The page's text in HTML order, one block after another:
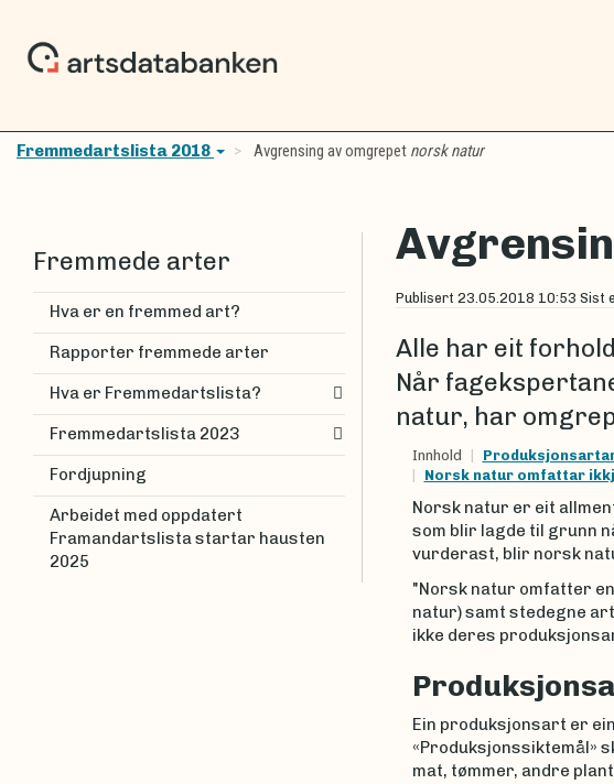
Fremmedartslista 2018 Avgrensing av omgrepet norsk natur​
Publisert 23.05.2018 10:53 Sist
Alle har eit
Når
natur, har
Innhold
Norsk natur omfattar
Norsk natur er eit
som blir lagde til grunn
vurderast, blir norsk
"Norsk natur omfatter
natur) samt stedegne
ikke deres
Ein produksjonsart er
«Produksjonssiktemål»
mat, tømmer, andre
Fremmede arter
Hva er en fremmed art?
Rapporter fremmede arter
Hva er Fremmedartslista?
Fremmedartslista 2023
Fordjupning
Arbeidet med oppdatert
Framandartslista startar hausten
2025